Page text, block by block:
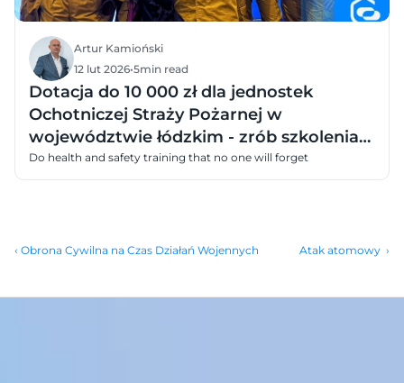
Artur Kamioński
12 lut 2026•5min read
Dotacja do 10 000 zł dla jednostek
Ochotniczej Straży Pożarnej w
województwie łódzkim - zrób szkolenia
dzieci i młodzieży w VR
Do health and safety training that no one will forget
‹ Obrona Cywilna na Czas Działań Wojennych Atak atomowy  ›